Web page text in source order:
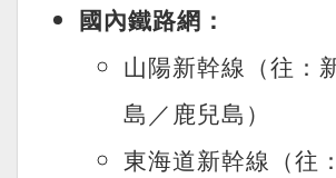
國內鐵路網：
山陽新幹線（往：
島／鹿兒島）
東海道新幹線（往